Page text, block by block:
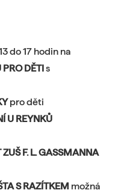
do 17 hodin na
DĚTIs
pro děti
U REYNKŮ
F. L. GASSMANNA
S RAZÍTKEM možná